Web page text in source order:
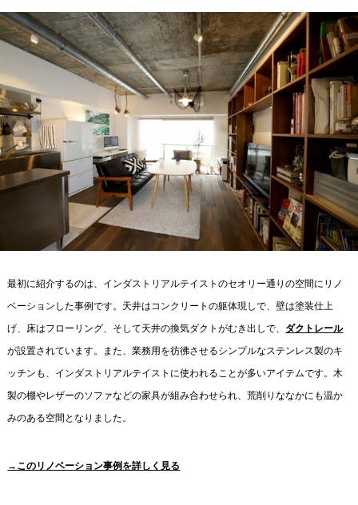
最初に紹介するのは、インダストリアルテイストのセオリー通りの空間にリノ
ベーションした事例です。天井はコンクリートの躯体現しで、壁は塗装仕上
げ、床はフローリング、そして天井の換気ダクトがむき出しで、 ダクトレール
が設置されています。また、業務用を彷彿させるシンプルなステンレス製のキ
ッチンも、インダストリアルテイストに使われることが多いアイテムです。木
製の棚やレザーのソファなどの家具が組み合わせられ、荒削りななかにも温か
みのある空間となりました。
→このリノベーション事例を詳しく見る